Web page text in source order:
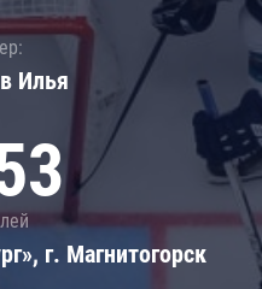
Илья
г. Магнитогорск